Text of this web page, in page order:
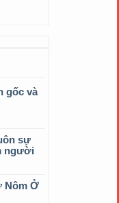
gốc và
sự
người
Nôm Ở